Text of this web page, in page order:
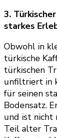
3.
starkes
Obwohl in
türkische
türkischen
unfiltriert in
für seinen
Bodensatz.
und ist nicht
Teil alter